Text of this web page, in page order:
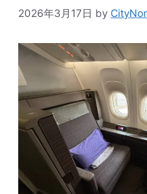
2026年3月17日 by